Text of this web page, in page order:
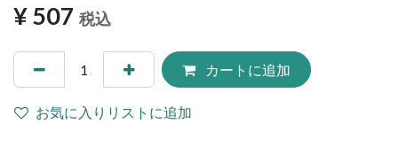
¥507 税込
カートに追加
お気に入りリストに追加